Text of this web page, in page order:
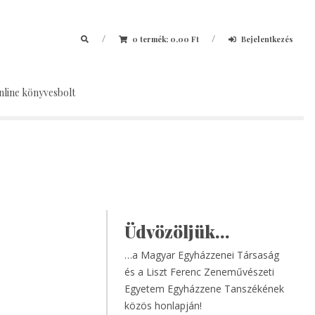
/ 0 termék; 0,00 Ft / Bejelentkezés
könyvesbolt
2026. május 12.
„Zenei és liturgikus
nevelés a schola
cantorum-okban”
Üdvözöljük…
…a Magyar Egyházzenei Társaság
és a Liszt Ferenc Zeneművészeti
Egyetem Egyházzene Tanszékének
közös honlapján!